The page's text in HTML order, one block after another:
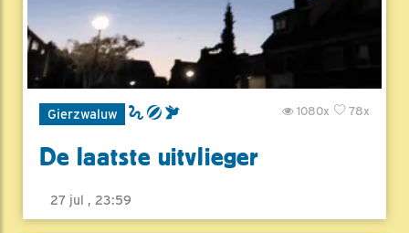
Gierzwaluw 78x
1080x
De laatste uitvlieger
27 jul , 23:59